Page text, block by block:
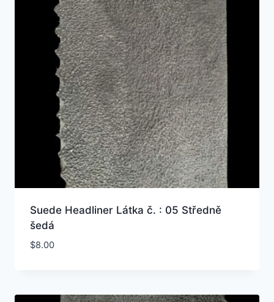
Suede Headliner Látka č. : 05 Středně
šedá
$8.00